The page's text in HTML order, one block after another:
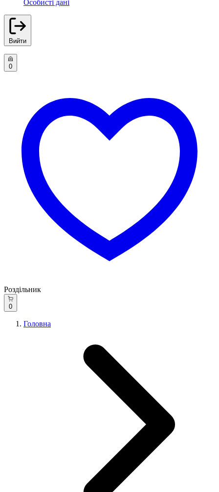
Особисті дані
Вийти
0
Роздільник
0
Головна